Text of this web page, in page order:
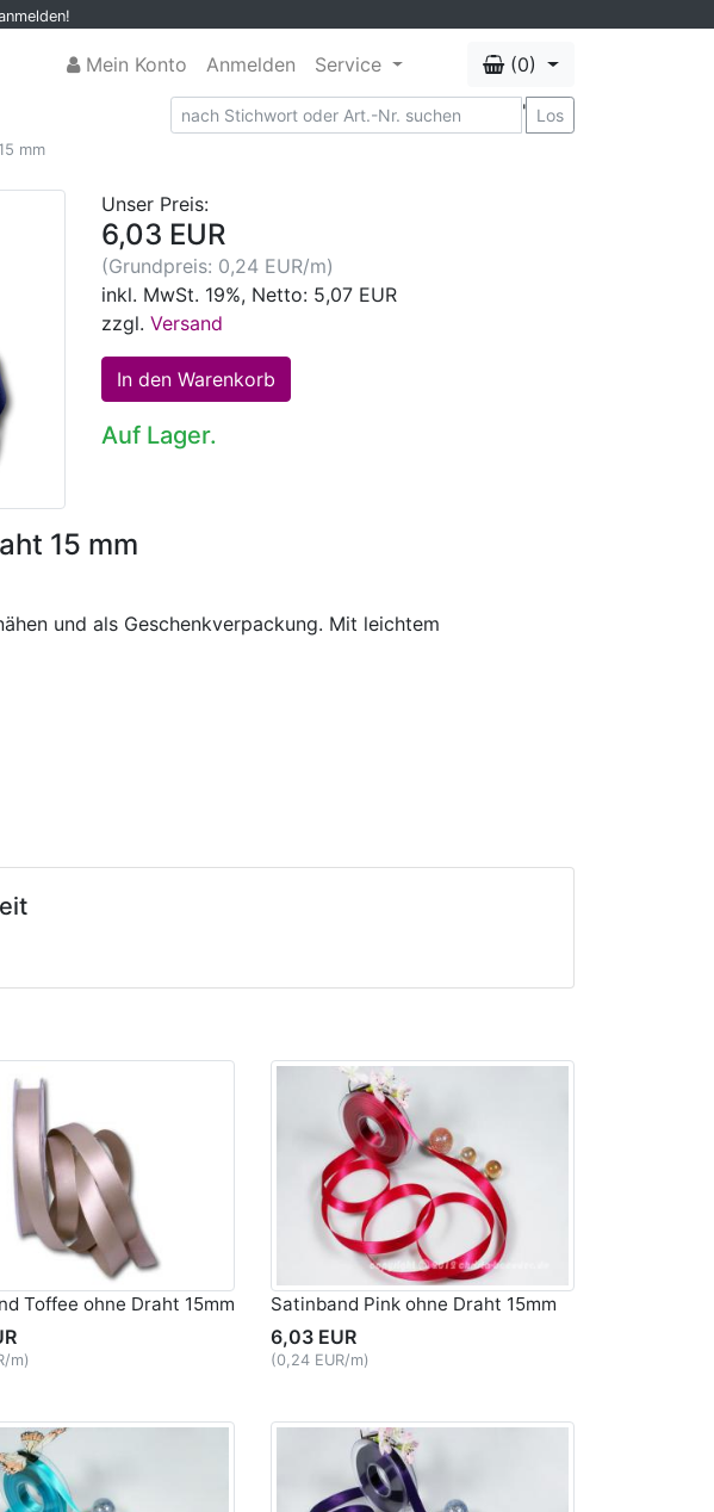
Mein Konto Anmelden Service
(0)
' Los
mm
Unser Preis:
6,03 EUR
(Grundpreis: 0,24 EUR/m)
inkl. MwSt. 19%, Netto: 5,07 EUR
zzgl. Versand
Auf Lager.
15 mm
und als Geschenkverpackung. Mit leichtem
Toffee ohne Draht 15mm
m)
Satinband Pink ohne Draht 15mm
6,03 EUR
(0,24 EUR/m)